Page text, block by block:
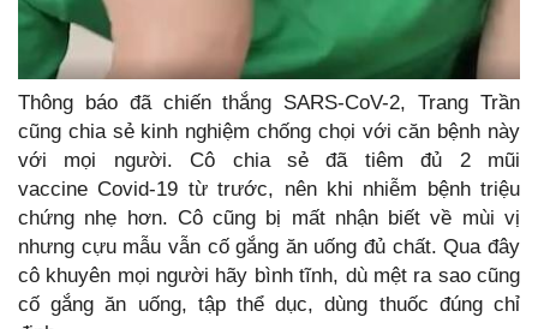
Thông báo đã chiến thắng SARS-CoV-2, Trang Trần
cũng chia sẻ kinh nghiệm chống chọi với căn bệnh này
với mọi người. Cô chia sẻ đã tiêm đủ 2 mũi
vaccine Covid-19 từ trước, nên khi nhiễm bệnh triệu
chứng nhẹ hơn. Cô cũng bị mất nhận biết về mùi vị
nhưng cựu mẫu vẫn cố gắng ăn uống đủ chất. Qua đây
cô khuyên mọi người hãy bình tĩnh, dù mệt ra sao cũng
cố gắng ăn uống, tập thể dục, dùng thuốc đúng chỉ